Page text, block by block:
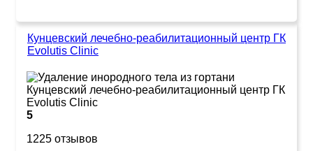
Кунцевский лечебно-реабилитационный центр ГК
Evolutis Clinic
5
1225 отзывов